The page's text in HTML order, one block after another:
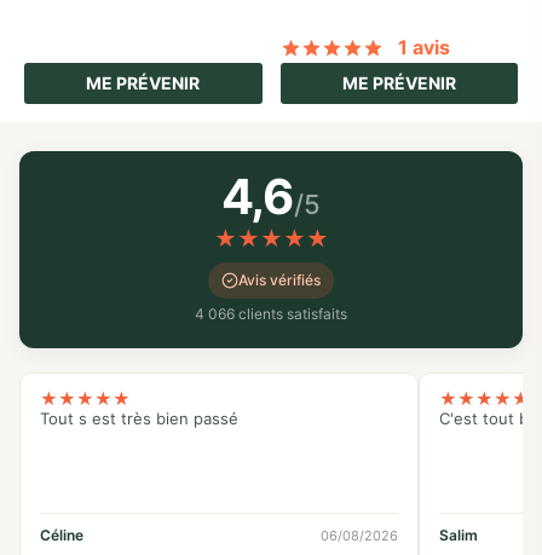
ME PRÉVENIR
Notésur 5
1 avis
ME PRÉVENIR
4,6/5
★★★★★
Avis vérifiés
4 066 clients satisfaits
★★★★★
Tout s est très bien passé
Céline 06/08/2026
★★★★★
C'est tout
Salim